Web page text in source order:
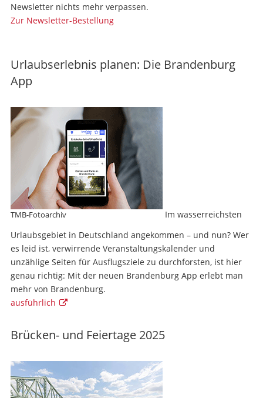
Newsletter nichts mehr verpassen.
Zur Newsletter-Bestellung
Urlaubserlebnis planen: Die Brandenburg
App
TMB-Fotoarchiv
Im wasserreichsten
Urlaubsgebiet in Deutschland angekommen – und nun? Wer
es leid ist, verwirrende Veranstaltungskalender und
unzählige Seiten für Ausflugsziele zu durchforsten, ist hier
genau richtig: Mit der neuen Brandenburg App erlebt man
mehr von Brandenburg.
ausführlich 
Brücken- und Feiertage 2025